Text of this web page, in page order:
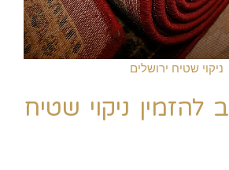
ניקוי שטיח ירושלים
להזמין ניקוי שטיח